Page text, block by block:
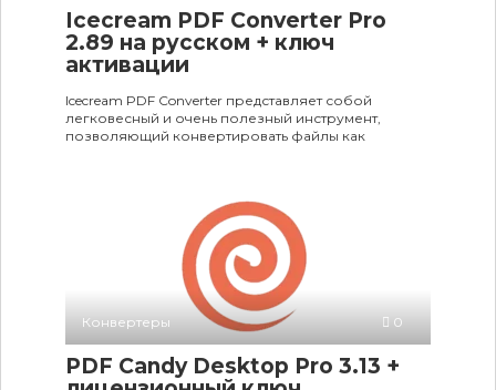
Icecream PDF Converter Pro
2.89 на русском + ключ
активации
Icecream PDF Converter представляет собой
легковесный и очень полезный инструмент,
позволяющий конвертировать файлы как
Конвертеры 0
PDF Candy Desktop Pro 3.13 +